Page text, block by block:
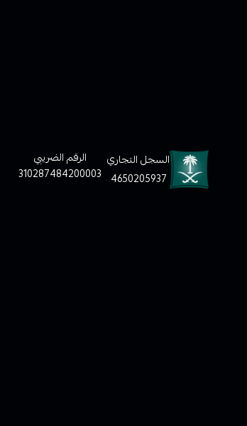
السجل التجاري
4650205937
الرقم الضريبي
310287484200003